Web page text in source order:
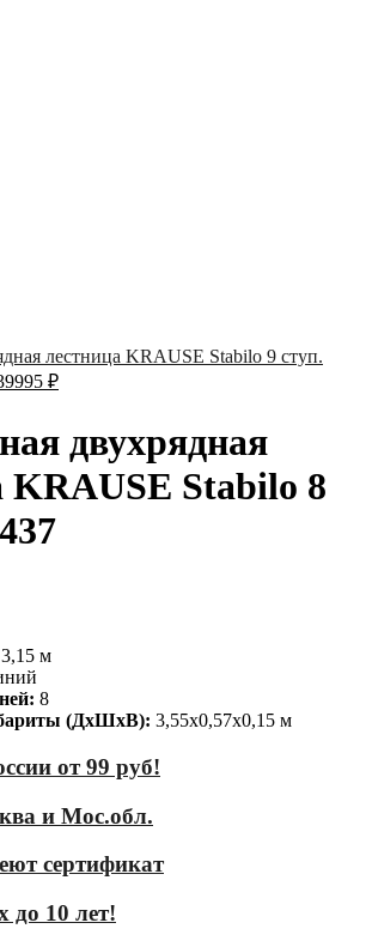
лестница KRAUSE Stabilo 9 ступ.
₽
двухрядная
KRAUSE Stabilo 8
3,15 м
8
(ДхШхВ): 3,55х0,57х0,15 м
от 99 руб!
и Мос.обл.
сертификат
до 10 лет!